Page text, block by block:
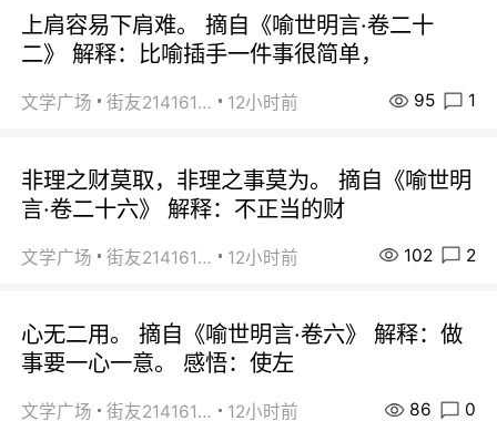
上肩容易下肩难。 摘自《喻世明言·卷二十
二》 解释：比喻插手一件事很简单，
文学广场 街友21416156 12小时前 95 1
非理之财莫取，非理之事莫为。 摘自《喻世明
言·卷二十六》 解释：不正当的财
文学广场 街友21416156 12小时前 102 2
心无二用。 摘自《喻世明言·卷六》 解释：做
事要一心一意。 感悟：使左
文学广场 街友21416156 12小时前 86 0